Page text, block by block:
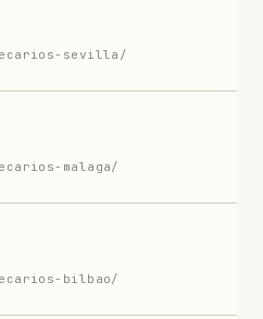
sevilla/
malaga/
bilbao/